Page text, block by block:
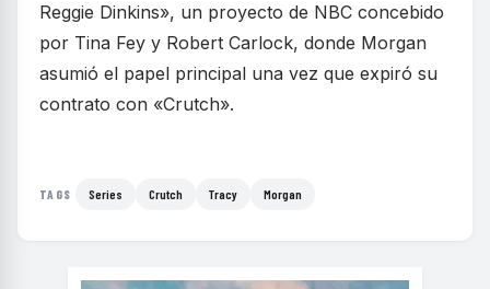
Reggie Dinkins», un proyecto de NBC concebido
por Tina Fey y Robert Carlock, donde Morgan
asumió el papel principal una vez que expiró su
contrato con «Crutch».
TAGS Series Crutch Tracy Morgan